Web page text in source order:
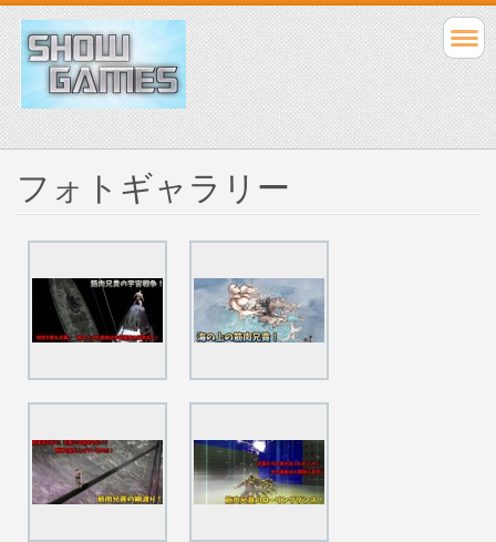
フォトギャラリー